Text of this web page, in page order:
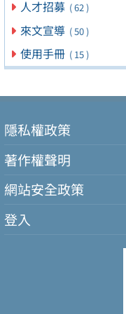
人才招募 ( 62 )
來文宣導 ( 50 )
使用手冊 ( 15 )
隱私權政策
著作權聲明
網站安全政策
登入